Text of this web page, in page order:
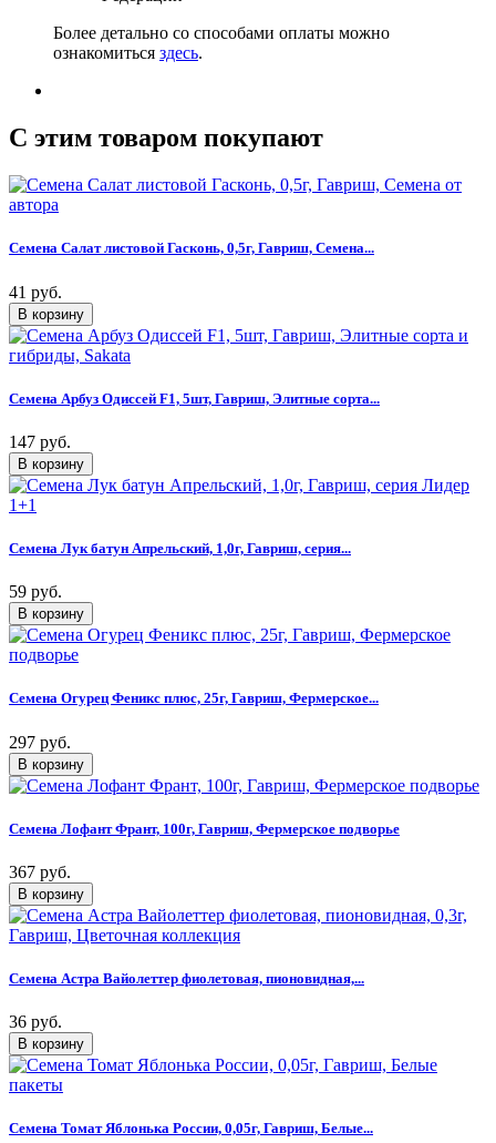
Более детально со способами оплаты можно
ознакомиться здесь.
C этим товаром покупают
Семена Салат листовой Гасконь, 0,5г, Гавриш, Семена...
41 руб.
Семена Арбуз Одиссей F1, 5шт, Гавриш, Элитные сорта...
147 руб.
Семена Лук батун Апрельский, 1,0г, Гавриш, серия...
59 руб.
Семена Огурец Феникс плюс, 25г, Гавриш, Фермерское...
297 руб.
Семена Лофант Франт, 100г, Гавриш, Фермерское подворье
367 руб.
Семена Астра Вайолеттер фиолетовая, пионовидная,...
36 руб.
Семена Томат Яблонька России, 0,05г, Гавриш, Белые...